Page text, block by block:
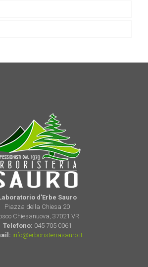
d'Erbe Sauro
Piazza della Chiesa 20
Chiesanuova, 37021 VR
Telefono: 045 705 0061
info@erboristeriasauro.it